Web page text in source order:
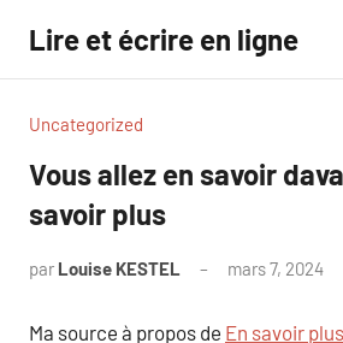
contenu
Lire et écrire en ligne
Uncategorized
Vous allez en savoir
savoir plus
par Louise KESTEL mars 7, 2024
Ma source à propos de En savoir plus